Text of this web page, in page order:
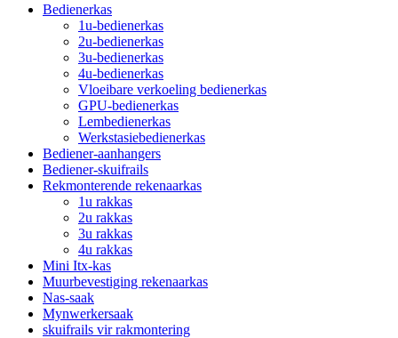
Bedienerkas
1u-bedienerkas
2u-bedienerkas
3u-bedienerkas
4u-bedienerkas
Vloeibare verkoeling bedienerkas
GPU-bedienerkas
Lembedienerkas
Werkstasiebedienerkas
Bediener-aanhangers
Bediener-skuifrails
Rekmonterende rekenaarkas
1u rakkas
2u rakkas
3u rakkas
4u rakkas
Mini Itx-kas
Muurbevestiging rekenaarkas
Nas-saak
Mynwerkersaak
skuifrails vir rakmontering